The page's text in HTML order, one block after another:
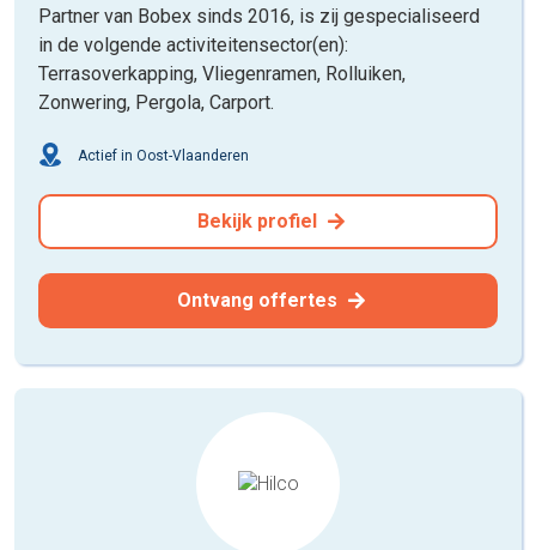
Partner van Bobex sinds 2016, is zij gespecialiseerd
in de volgende activiteitensector(en):
Terrasoverkapping, Vliegenramen, Rolluiken,
Zonwering, Pergola, Carport.
Actief in Oost-Vlaanderen
Bekijk profiel
Ontvang offertes